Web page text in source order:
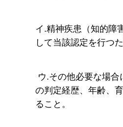
イ.精神疾患（知的障
して当該認定を行つ
ウ.その他必要な場
の判定経歴、年齢、
ること。